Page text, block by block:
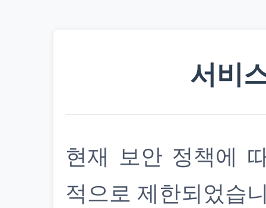
서비
현재 보안 정책에
적으로 제한되었습